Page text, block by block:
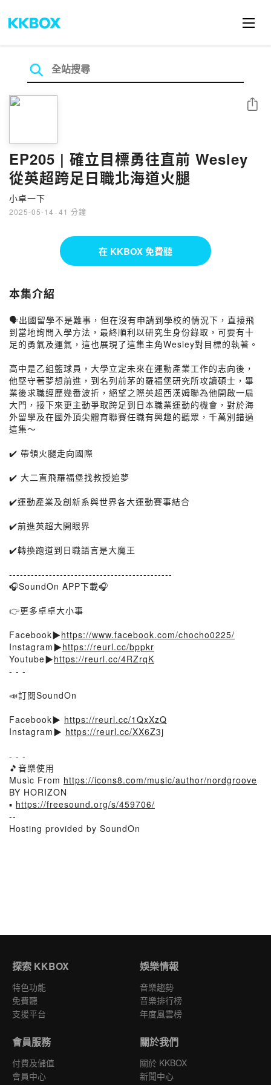
EP205 | 確立目標勇往直前 Wesley
從英超跨足日職北海道火腿
小卓一下
2025-05-14 · 41 分鐘
分享
在 KKBOX 免費聽
本集介紹
🗣️出國留學不是難事，但在沒有申請到學校的情況下，直接飛
到當地詢問入學方法，最終順利以研究生身份錄取，可要有十
足的勇氣及運氣，這也展現了這集主角Wesley對目標的執著。
高中是乙組籃球員，大學立定未來在運動產業工作的志向後，
他堅守著夢想前進，到名列前茅的羅福堡研究所攻讀碩士，畢
業後求職經歷幾番波折，絕望之際英超西漢姆聯為他開啟一扇
大門，接下來更主動爭取跨足到日本職業運動的機會，對於海
外留學及在國外頂尖體育聯賽任職有興趣的聽眾，千萬別錯過
這集～
✔️ 帶領火腿走向國際
✔️ 大二直飛羅福堡找教授追夢
✔️運動產業及創新系與世界各大運動賽事結合
✔️前進英超大開眼界
✔️轉換跑道到日職語言是大魔王
---------------------------------------------
🎧SoundOn APP下載🎧
👉更多卓卓大小事
Facebook▶️https://www.facebook.com/chocho0225/
Instagram▶️https://reurl.cc/bppkr
Youtube▶️https://reurl.cc/4RZrqK
- - -
📣訂閱SoundOn
Facebook▶️ https://reurl.cc/1QxXzQ
Instagram▶️ https://reurl.cc/XX6Z3j
- - -
🎵音樂使用
Music From https://icons8.com/music/author/nordgroove
BY HORIZON
▪️ https://freesound.org/s/459706/
--
Hosting provided by SoundOn
探索 KKBOX
特色功能
免費聽
支援平台
娛樂情報
音樂趨勢
音樂排行榜
年度風雲榜
會員服務
付費及儲值
會員中心
關於我們
關於 KKBOX
新聞中心